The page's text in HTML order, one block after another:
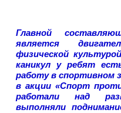
Главной
является
физической
каникул у ребят
работу в спортивном
в акции «Спорт
работали над
выполняли